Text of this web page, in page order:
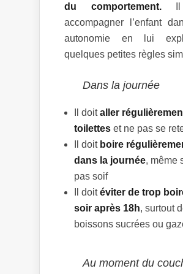
du comportement.Il
accompagner l’enfant
autonomie en lui
quelques petites règles
Dans la journée
Il doitaller
toilettes et ne pas se
Il doit boire
dans la journée, même
pas soif
Il doitéviter de trop
soir après 18h, surtout
boissons sucrées ou
Au moment du